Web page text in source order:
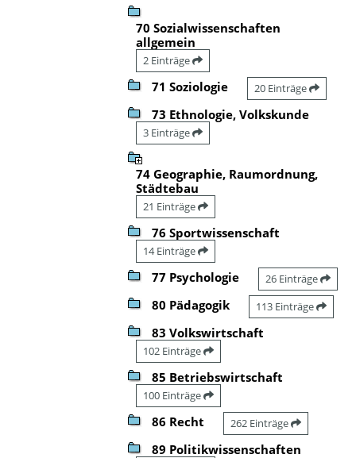
70 Sozialwissenschaften
allgemein
2 Einträge
71 Soziologie 20 Einträge
73 Ethnologie, Volkskunde
3 Einträge
74 Geographie, Raumordnung,
Städtebau
21 Einträge
76 Sportwissenschaft
14 Einträge
77 Psychologie 26 Einträge
80 Pädagogik 113 Einträge
83 Volkswirtschaft
102 Einträge
85 Betriebswirtschaft
100 Einträge
86 Recht 262 Einträge
89 Politikwissenschaften